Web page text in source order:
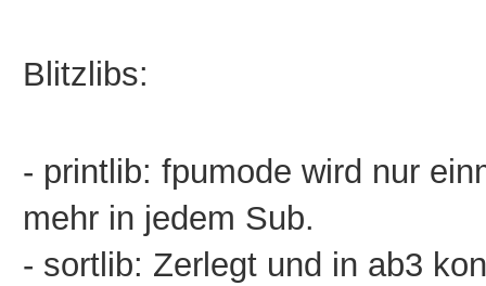
Blitzlibs:
- printlib: fpumode wird nur
mehr in jedem Sub.
- sortlib: Zerlegt und in ab3